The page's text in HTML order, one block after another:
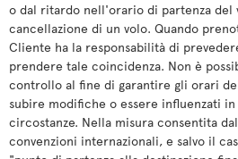
o dal ritardo nell'orario di partenza del
cancellazione di un volo. Quando
Cliente ha la responsabilità di
prendere tale coincidenza. Non è
controllo al fine di garantire gli orari
subire modifiche o essere influenzati
circostanze. Nella misura consentita
convenzioni internazionali, e salvo il